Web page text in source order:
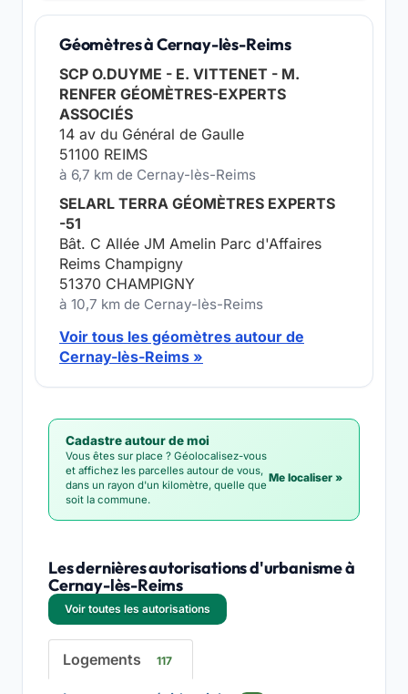
Géomètres à Cernay-lès-Reims
SCP O.DUYME - E. VITTENET - M.
RENFER GÉOMÈTRES-EXPERTS
ASSOCIÉS
14 av du Général de Gaulle
51100 REIMS
à 6,7 km de Cernay-lès-Reims
SELARL TERRA GÉOMÈTRES EXPERTS
-51
Bât. C Allée JM Amelin Parc d'Affaires
Reims Champigny
51370 CHAMPIGNY
à 10,7 km de Cernay-lès-Reims
Voir tous les géomètres autour de
Cernay-lès-Reims »
Cadastre autour de moi
Vous êtes sur place ? Géolocalisez-vous
et affichez les parcelles autour de vous,
dans un rayon d'un kilomètre, quelle que
soit la commune.
Me localiser »
Les dernières autorisations d'urbanisme à
Cernay-lès-Reims
Voir toutes les autorisations
Logements 117